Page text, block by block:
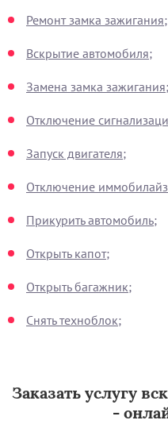
Ремонт замка зажигания;
Вскрытие автомобиля;
Замена замка зажигания;
Отключение
Запуск двигателя;
Отключение
Прикурить автомобиль;
Открыть капот;
Открыть багажник;
Снять техноблок;
Заказать услугу
-